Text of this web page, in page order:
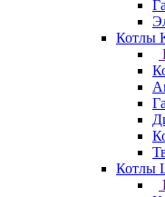
Котлы
Котлы